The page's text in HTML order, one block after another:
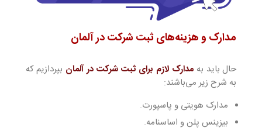
مدارک و هزینه‌های ثبت شرکت در آلمان
حال باید به مدارک لازم برای ثبت شرکت در آلمان بپردازیم که
به شرح زیر می‌باشند:
مدارک هویتی و پاسپورت.
بیزینس پلن و اساسنامه.